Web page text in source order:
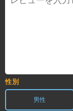
性別
男性